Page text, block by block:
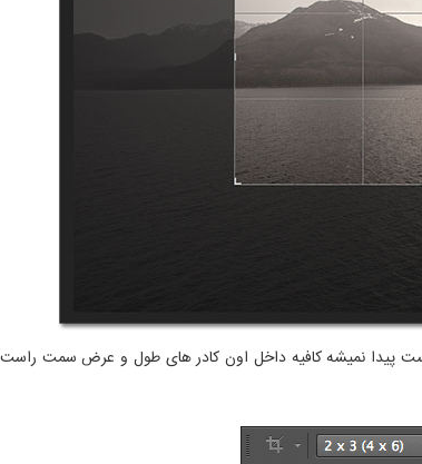
پیدا نمیشه کافیه داخل اون کادر های طول و عرض سمت راست